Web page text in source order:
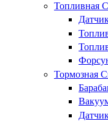
Топливная
Тормозная